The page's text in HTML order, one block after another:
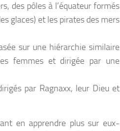
des pôles à l’équateur formés
glaces) et les pirates des mers
sur une hiérarchie similaire
femmes et dirigée par une
par Ragnaxx, leur Dieu et
en apprendre plus sur eux-